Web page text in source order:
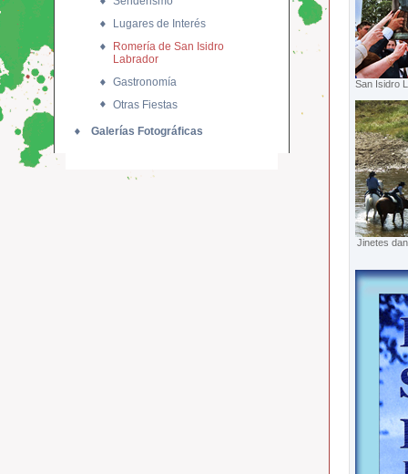
Lugares de Interés
Romería de San Isidro
Labrador
Gastronomía
Otras Fiestas
Galerías Fotográficas
San Isidro
Jinetes